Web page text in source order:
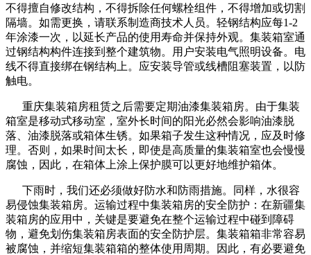
不得擅自修改结构，不得拆除任何螺栓组件，不得增加或切割
隔墙。如需更换，请联系制造商技术人员。轻钢结构应每1-2
年涂漆一次，以延长产品的使用寿命并保持外观。集装箱室通
过钢结构构件连接到整个建筑物。用户安装电气照明设备。电
线不得直接绑在钢结构上。应安装导管或线槽阻塞装置，以防
触电。
重庆集装箱房租赁之后需要定期油漆集装箱房。由于集装
箱室是移动式移动室，室外长时间的阳光必然会影响油漆脱
落、油漆脱落或箱体生锈。如果箱子发生这种情况，应及时修
理。否则，如果时间太长，即使是高质量的集装箱室也会慢慢
腐蚀，因此，在箱体上涂上保护膜可以更好地维护箱体。
下雨时，我们还必须做好防水和防雨措施。同样，水很容
易侵蚀集装箱房。运输过程中集装箱房的安全防护：在新疆集
装箱房的应用中，关键是要避免在整个运输过程中碰到障碍
物，避免划伤集装箱房表面的安全防护层。集装箱箱非常容易
被腐蚀，并缩短集装箱箱的整体使用周期。因此，有必要避免